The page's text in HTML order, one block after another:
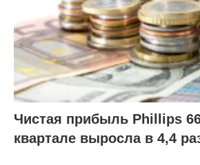
Чистая прибыль Phillips 66
квартале выросла в 4,4